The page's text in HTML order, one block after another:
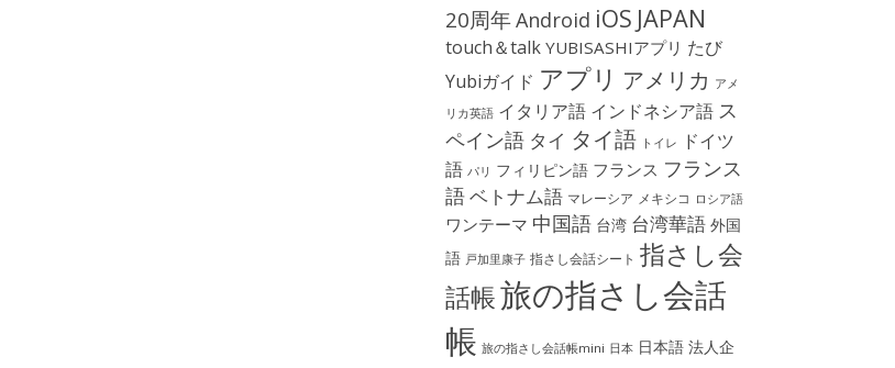
20周年Android iOS JAPAN
touch＆talk YUBISASHIアプリ たび
Yubiガイド アプリ アメリカ アメ
リカ英語 イタリア語 インドネシア語 ス
ペイン語 タイ タイ語 トイレ
ドイツ
語 パリ フィリピン語 フランス フランス
語ベトナム語 マレーシア メキシコ ロシア語
ワンテーマ 中国語 台湾 台湾華語 外国
語 戸加里康子 指さし会話シート 指さし会
話帳旅の指さし会話
帳 旅の指さし会話帳mini 日本 日本語 法人企